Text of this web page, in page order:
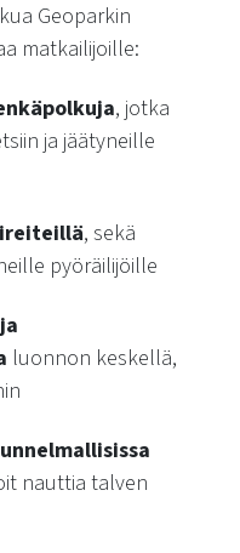
Geoparkin
matkailijoille:
, jotka
ja jäätyneille
, sekä
pyöräilijöille
luonnon keskellä,
nauttia talven